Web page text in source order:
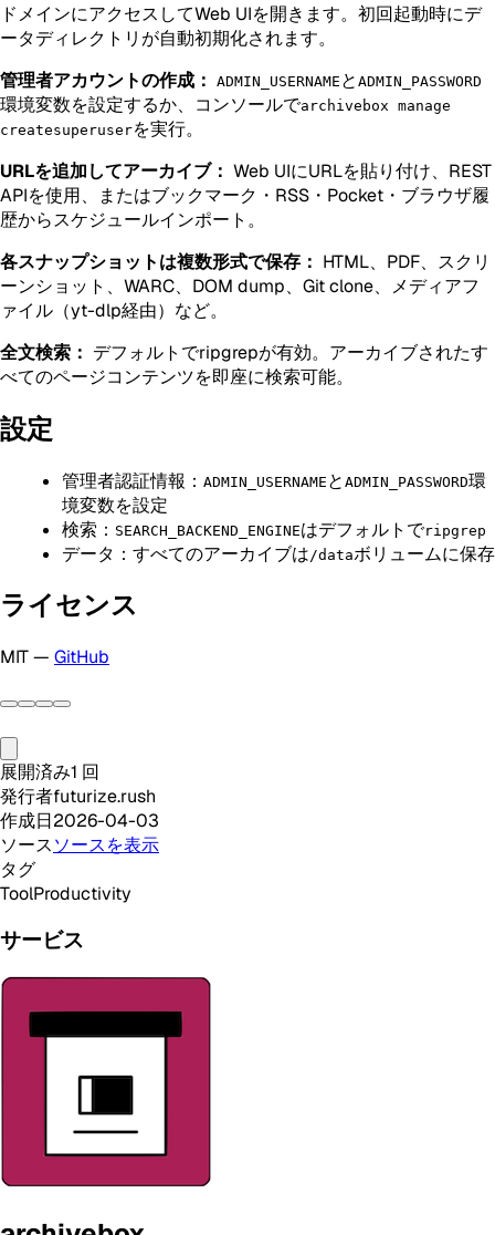
ドメインにアクセスしてWeb UIを開きます。初回起動時にデ
ータディレクトリが自動初期化されます。
管理者アカウントの作成：
ADMIN_USERNAME と ADMIN_PASSWORD
環境変数を設定するか、コンソールでarchivebox manage
createsuperuserを実行。
URLを追加してアーカイブ： Web UIにURLを貼り付け、REST
APIを使用、またはブックマーク・RSS・Pocket・ブラウザ履
歴からスケジュールインポート。
各スナップショットは複数形式で保存： HTML、PDF、スクリ
ーンショット、WARC、DOM dump、Git clone、メディアフ
ァイル（yt-dlp経由）など。
全文検索： デフォルトでripgrepが有効。アーカイブされたす
べてのページコンテンツを即座に検索可能。
設定
管理者認証情報： ADMIN_USERNAME と ADMIN_PASSWORD環
境変数を設定
検索： SEARCH_BACKEND_ENGINEはデフォルトでripgrep
データ：すべてのアーカイブは /dataボリュームに保存
ライセンス
MIT — GitHub
展開済み1 回
発行者futurize.rush
作成日2026-04-03
ソースソースを表示
タグ
ToolProductivity
サービス